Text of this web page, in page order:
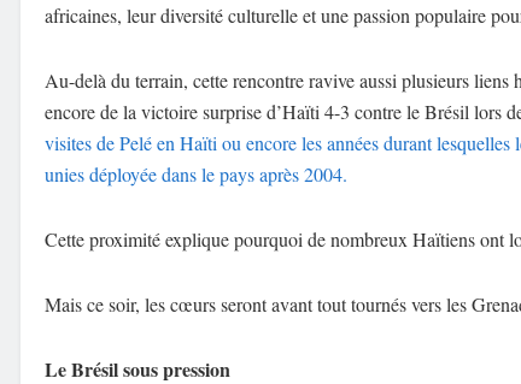
africaines, leur diversité culturelle et une passion populaire
Au-delà du terrain, cette rencontre ravive aussi plusieurs
encore de la victoire surprise d’Haïti 4-3 contre le Brésil lors
visites de Pelé en Haïti ou encore les années durant
unies déployée dans le pays après 2004.
Cette proximité explique pourquoi de nombreux Haïtiens ont
Mais ce soir, les cœurs seront avant tout tournés vers les
Le Brésil sous pression